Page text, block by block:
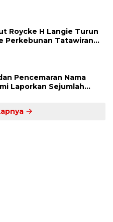
Roycke H Langie Turun
Perkebunan Tatawiran
Pencemaran Nama
Laporkan Sejumlah